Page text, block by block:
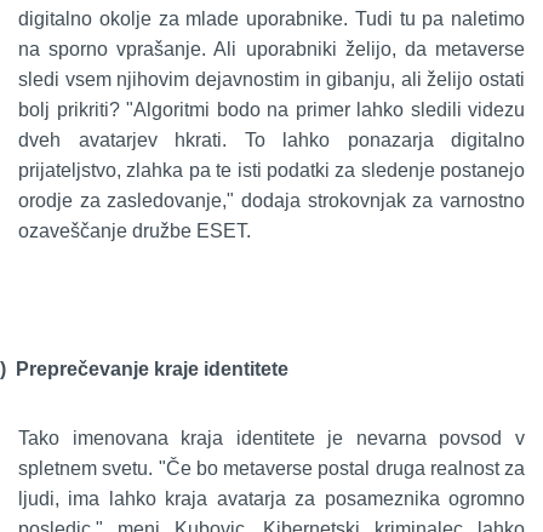
digitalno okolje za mlade uporabnike. Tudi tu pa naletimo
na sporno vprašanje. Ali uporabniki želijo, da metaverse
sledi vsem njihovim dejavnostim in gibanju, ali želijo ostati
bolj prikriti? "Algoritmi bodo na primer lahko sledili videzu
dveh avatarjev hkrati. To lahko ponazarja digitalno
prijateljstvo, zlahka pa te isti podatki za sledenje postanejo
orodje za zasledovanje," dodaja strokovnjak za varnostno
ozaveščanje družbe ESET.
Preprečevanje kraje identitete
Tako imenovana kraja identitete je nevarna povsod v
spletnem svetu. "Če bo metaverse postal druga realnost za
ljudi, ima lahko kraja avatarja za posameznika ogromno